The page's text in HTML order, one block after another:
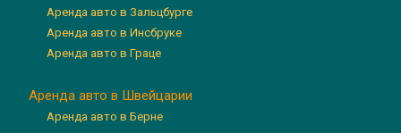
Аренда авто в Зальцбурге
Аренда авто в Инсбруке
Аренда авто в Граце
Аренда авто в Швейцарии
Аренда авто в Берне